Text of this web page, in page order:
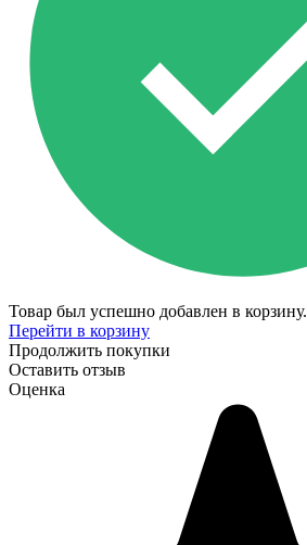
Товар был успешно добавлен в корзину.
Перейти в корзину
Продолжить покупки
Оставить отзыв
Оценка